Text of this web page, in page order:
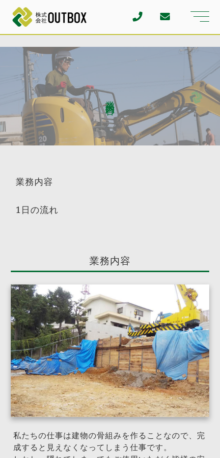
t
o
g
i
g
a
o
業務内容
業務内容
1日の流れ
業務内容
私たちの仕事は建物の骨組みを作ることなので、完
成すると見えなくなってしまう仕事です。